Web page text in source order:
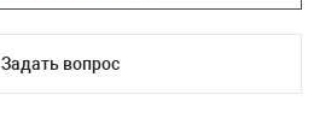
Задать вопрос